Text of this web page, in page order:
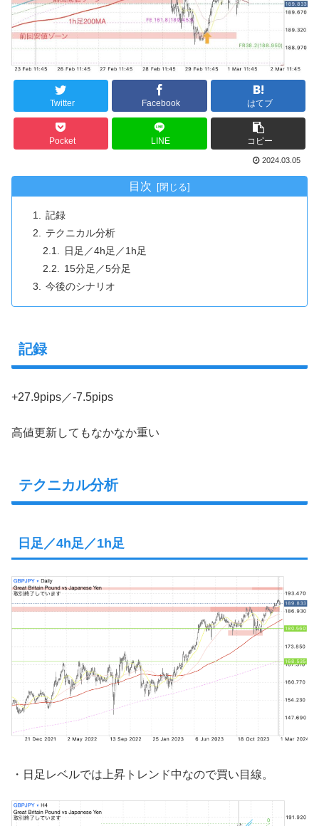
Twitter Facebook はてブ
Pocket LINE コピー
2024.03.05
目次
記録
テクニカル分析
日足／4h足／1h足
15分足／5分足
今後のシナリオ
記録
+27.9pips／-7.5pips
高値更新してもなかなか重い
テクニカル分析
日足／4h足／1h足
・日足レベルでは上昇トレンド中なので買い目線。